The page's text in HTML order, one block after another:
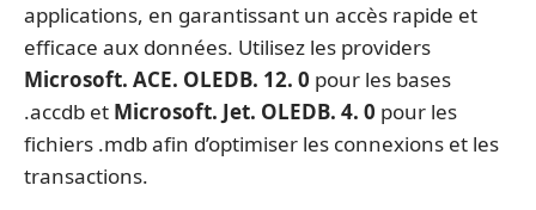
applications, en garantissant un accès rapide et
efficace aux données. Utilisez les providers
Microsoft. ACE. OLEDB. 12. 0 pour les bases
.accdb et Microsoft. Jet. OLEDB. 4. 0 pour les
fichiers .mdb afin d’optimiser les connexions et les
transactions.